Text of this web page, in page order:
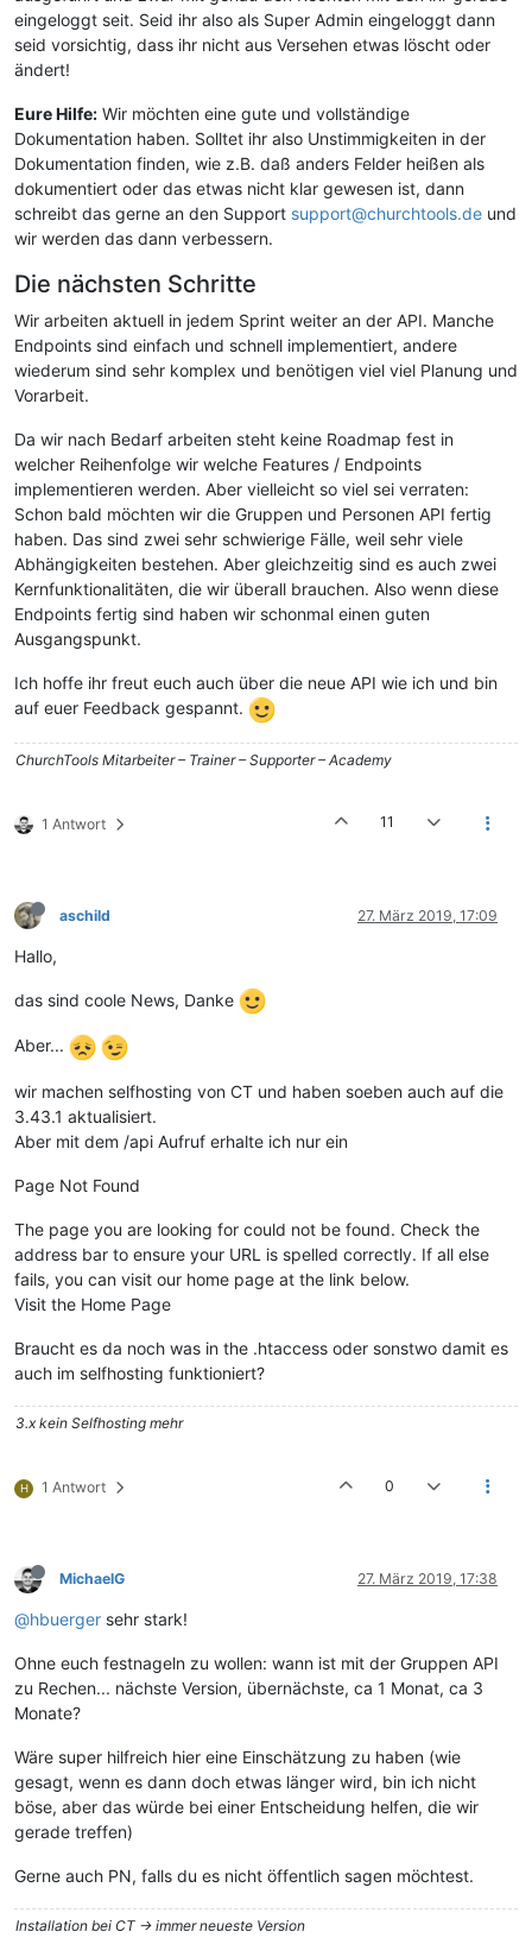
eingeloggt seit. Seid ihr also als Super Admin eingeloggt dann
seid vorsichtig, dass ihr nicht aus Versehen etwas löscht oder
ändert!
Eure Hilfe: Wir möchten eine gute und vollständige
Dokumentation haben. Solltet ihr also Unstimmigkeiten in der
Dokumentation finden, wie z.B. daß anders Felder heißen als
dokumentiert oder das etwas nicht klar gewesen ist, dann
schreibt das gerne an den Support support@churchtools.de und
wir werden das dann verbessern.
Die nächsten Schritte
Wir arbeiten aktuell in jedem Sprint weiter an der API. Manche
Endpoints sind einfach und schnell implementiert, andere
wiederum sind sehr komplex und benötigen viel viel Planung und
Vorarbeit.
Da wir nach Bedarf arbeiten steht keine Roadmap fest in
welcher Reihenfolge wir welche Features / Endpoints
implementieren werden. Aber vielleicht so viel sei verraten:
Schon bald möchten wir die Gruppen und Personen API fertig
haben. Das sind zwei sehr schwierige Fälle, weil sehr viele
Abhängigkeiten bestehen. Aber gleichzeitig sind es auch zwei
Kernfunktionalitäten, die wir überall brauchen. Also wenn diese
Endpoints fertig sind haben wir schonmal einen guten
Ausgangspunkt.
Ich hoffe ihr freut euch auch über die neue API wie ich und bin
auf euer Feedback gespannt.
ChurchTools Mitarbeiter – Trainer – Supporter – Academy
1 Antwort 11
aschild 27. März 2019, 17:09
Hallo,
das sind coole News, Danke
Aber...
wir machen selfhosting von CT und haben soeben auch auf die
3.43.1 aktualisiert.
Aber mit dem /api Aufruf erhalte ich nur ein
Page Not Found
The page you are looking for could not be found. Check the
address bar to ensure your URL is spelled correctly. If all else
fails, you can visit our home page at the link below.
Visit the Home Page
Braucht es da noch was in the .htaccess oder sonstwo damit es
auch im selfhosting funktioniert?
3.x kein Selfhosting mehr
H 1 Antwort 0
MichaelG 27. März 2019, 17:38
@hbuerger sehr stark!
Ohne euch festnageln zu wollen: wann ist mit der Gruppen API
zu Rechen... nächste Version, übernächste, ca 1 Monat, ca 3
Monate?
Wäre super hilfreich hier eine Einschätzung zu haben (wie
gesagt, wenn es dann doch etwas länger wird, bin ich nicht
böse, aber das würde bei einer Entscheidung helfen, die wir
gerade treffen)
Gerne auch PN, falls du es nicht öffentlich sagen möchtest.
Installation bei CT -> immer neueste Version